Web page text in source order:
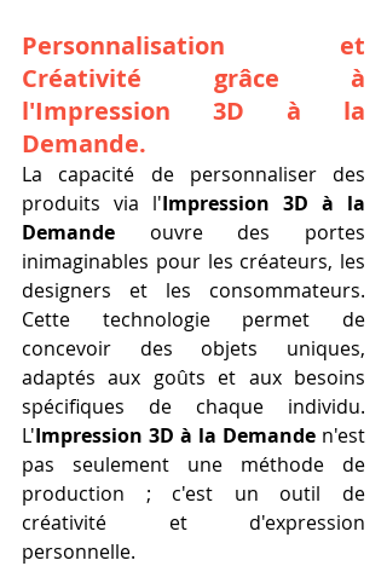
Personnalisation et
Créativité grâce à
l'Impression 3D à la
Demande.
La capacité de personnaliser des
produits via l'Impression 3D à la
Demande ouvre des portes
inimaginables pour les créateurs, les
designers et les consommateurs.
Cette technologie permet de
concevoir des objets uniques,
adaptés aux goûts et aux besoins
spécifiques de chaque individu.
L'Impression 3D à la Demande n'est
pas seulement une méthode de
production ; c'est un outil de
créativité et d'expression
personnelle.